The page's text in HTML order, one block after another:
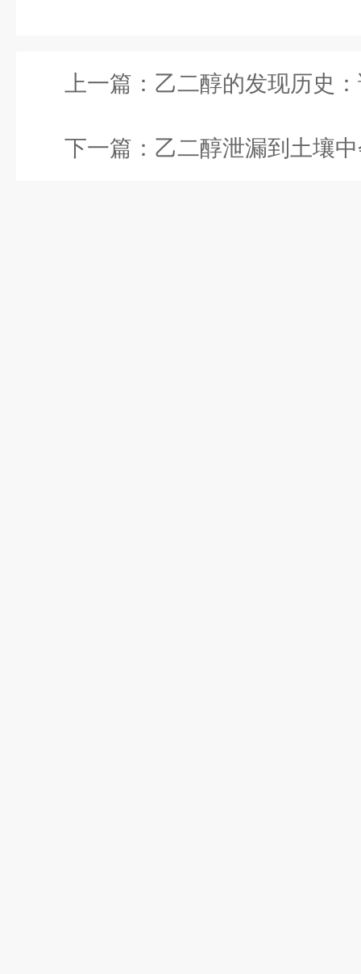
上一篇： 乙二醇的发现历史：谁最
下一篇： 乙二醇泄漏到土壤中会造成